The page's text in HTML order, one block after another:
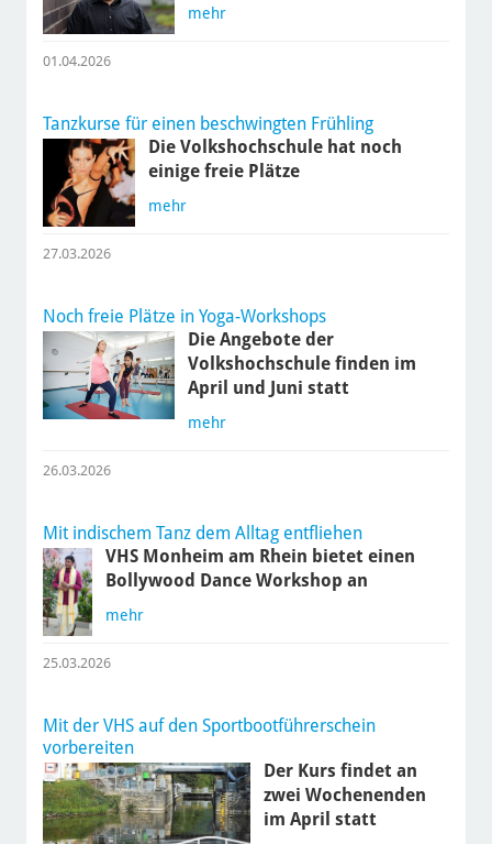
mehr
01.04.2026
Tanzkurse für einen beschwingten Frühling
Die Volkshochschule hat noch
einige freie Plätze
mehr
27.03.2026
Noch freie Plätze in Yoga-Workshops
Die Angebote der
Volkshochschule finden im
April und Juni statt
mehr
26.03.2026
Mit indischem Tanz dem Alltag entfliehen
VHS Monheim am Rhein bietet einen
Bollywood Dance Workshop an
mehr
25.03.2026
Mit der VHS auf den Sportbootführerschein
vorbereiten
Der Kurs findet an
zwei Wochenenden
im April statt